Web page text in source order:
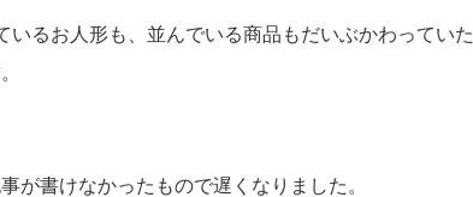
るお人形も、並んでいる商品もだいぶかわっていた
が書けなかったもので遅くなりました。